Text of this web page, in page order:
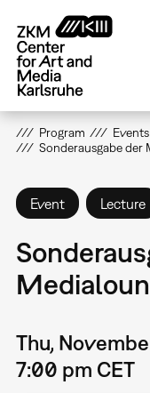
main
content
Program
Events
Sonderausgabe der
Event Lecture
Thu,
7:00 pm CET